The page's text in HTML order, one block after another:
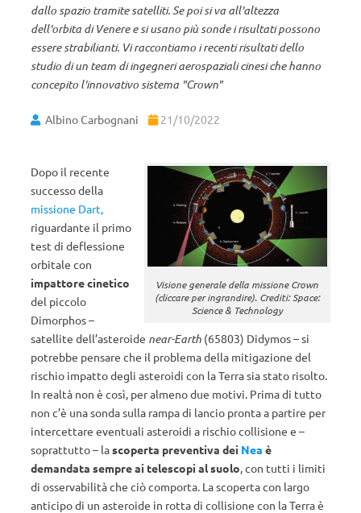
dallo spazio tramite satelliti. Se poi si va all'altezza
dell'orbita di Venere e si usano più sonde i risultati possono
essere strabilianti. Vi raccontiamo i recenti risultati dello
studio di un team di ingegneri aerospaziali cinesi che hanno
concepito l'innovativo sistema "Crown"
Albino Carbognani 21/10/2022
Visione generale della missione Crown
(cliccare per ingrandire). Crediti: Space:
Science & Technology
Dopo il recente
successo della
missione Dart,
riguardante il primo
test di deflessione
orbitale con
impattore cinetico
del piccolo
Dimorphos –
satellite dell’asteroide near-Earth (65803) Didymos – si
potrebbe pensare che il problema della mitigazione del
rischio impatto degli asteroidi con la Terra sia stato risolto.
In realtà non è così, per almeno due motivi. Prima di tutto
non c’è una sonda sulla rampa di lancio pronta a partire per
intercettare eventuali asteroidi a rischio collisione e –
soprattutto – lascoperta preventiva dei Nea è
demandata sempre ai telescopi al suolo, con tutti i limiti
di osservabilità che ciò comporta. La scoperta con largo
anticipo di un asteroide in rotta di collisione con la Terra è